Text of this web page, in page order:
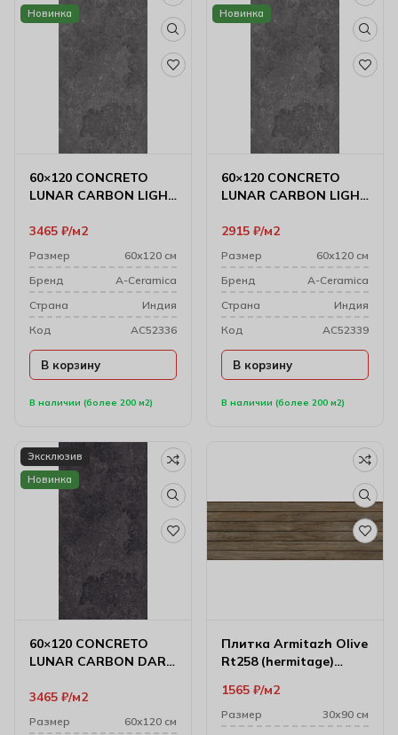
Новинка
60×120 CONCRETO
LUNAR CARBON LIGHT
В наличии (более 200 м2)
3465 ₽ м2
Размер
60х120 см
Бренд
A-Ceramica
Cтрана
Индия
Код
AC52336
В корзину
Новинка
60×120 CONCRETO
LUNAR CARBON LIGHT
В наличии (более 200 м2)
2915 ₽ м2
Размер
60х120 см
Бренд
A-Ceramica
Cтрана
Индия
Код
AC52339
В корзину
Эксклюзив
Новинка
60×120 CONCRETO
LUNAR CARBON DARK
3465 ₽ м2
Размер 60х120 см
Плитка Armitazh Olive
Rt258 (hermitage)
1565 ₽ м2
Размер
30х90 см